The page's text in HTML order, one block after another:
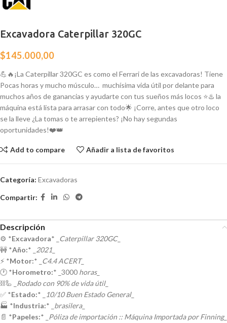
Excavadora Caterpillar 320GC
$145.000,00
💪🔥¡La Caterpillar 320GC es como el Ferrari de las excavadoras! Tiene
Pocas horas y mucho músculo… muchísima vida útil por delante para
muchos años de ganancias y ayudarte con tus sueños más locos ⭐♨️ la
máquina está lista para arrasar con todo🌟 ¡Corre, antes que otro loco
se la lleve ¿La tomas o te arrepientes? ¡No hay segundas
oportunidades!❤️👑
Add to compare Añadir a lista de favoritos
Categoría: Excavadoras
Compartir:
Descripción
⚙️ *Excavadora* _ Caterpillar 320GC_
🚧 *Año:* _ 2021
⚡ *Motor:* _ C4.4 ACERT_
🕐 *Horometro:* _3000 horas_
⛓️🦾 _ Rodado con 90% de vida útil_
✅ *Estado:* _ 10/10 Buen Estado General_
🏭 *Industria:* _ brasilera_
📄 *Papeles:* _ Póliza de importación :: Máquina Importada por Finning_